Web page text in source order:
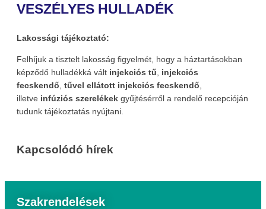
VESZÉLYES HULLADÉK
Lakossági tájékoztató:
Felhíjuk a tisztelt lakosság figyelmét, hogy a háztartásokban
képződő hulladékká vált injekciós tű
injekciós
fecskendő tűvel ellátott injekciós fecskendő
illetve infúziós szerelékek gyűjtésérről a rendelő recepcióján
tudunk tájékoztatás nyújtani.
Kapcsolódó hírek
Szakrendelések